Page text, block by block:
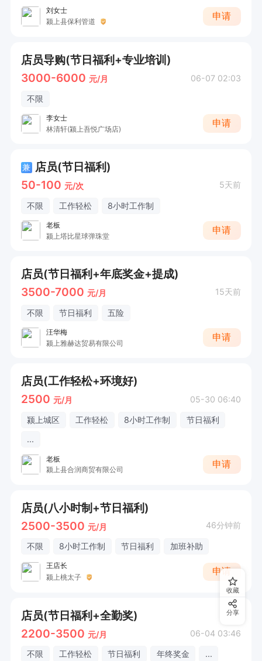
刘女士
颍上县保利管道
申请
店员导购(节日福利+专业培训)
3000-6000 元/月 06-07 02:03
不限
李女士
林清轩(颍上吾悦广场店)
申请
兼 店员(节日福利)
50-100 元/次 5天前
不限 工作轻松 8小时工作制
老板
颍上塔比星球弹珠堂
申请
店员(节日福利+年底奖金+提成)
3500-7000 元/月 15天前
不限 节日福利 五险
汪华梅
颍上雅赫达贸易有限公司
申请
店员(工作轻松+环境好)
2500 元/月 05-30 06:40
颍上城区 工作轻松 8小时工作制
节日福利
...
老板
颍上县合润商贸有限公司
申请
店员(八小时制+节日福利)
2500-3500 元/月 46分钟前
不限 8小时工作制 节日福利 加班补助
王店长
颍上桃太子
申请
店员(节日福利+全勤奖)
2200-3500 元/月 06-04 03:46
不限 工作轻松 节日福利 年终奖金 ...
收藏
分享